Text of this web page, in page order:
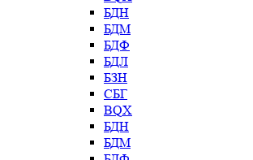
БДН
БДМ
БДФ
БДЛ
БЗН
СБГ
BQX
БДН
БДМ